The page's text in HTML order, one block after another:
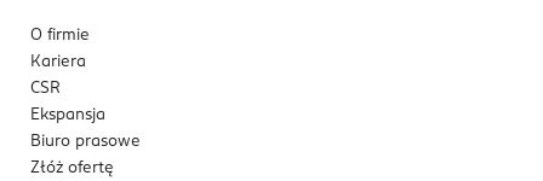
O firmie
Kariera
CSR
Ekspansja
Biuro prasowe
Złóż ofertę